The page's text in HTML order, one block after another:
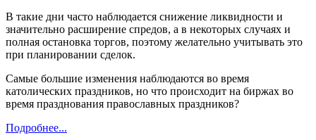
В такие дни часто наблюдается снижение ликвидности и
значительно расширение спредов, а в некоторых случаях и
полная остановка торгов, поэтому желательно учитывать это
при планировании сделок.
Самые большие изменения наблюдаются во время
католических праздников, но что происходит на биржах во
время празднования православных праздников?
Подробнее...